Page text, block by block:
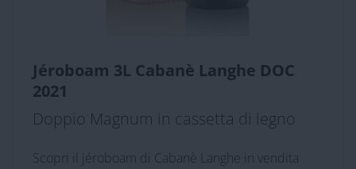
Jéroboam 3L Cabanè Langhe DOC
2021
Doppio Magnum in cassetta di legno
Scopri il jéroboam di Cabanè Langhe in vendita